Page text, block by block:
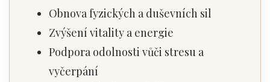
Obnova fyzických a duševních sil
Zvýšení vitality a energie
Podpora odolnosti vůči stresu a
vyčerpání